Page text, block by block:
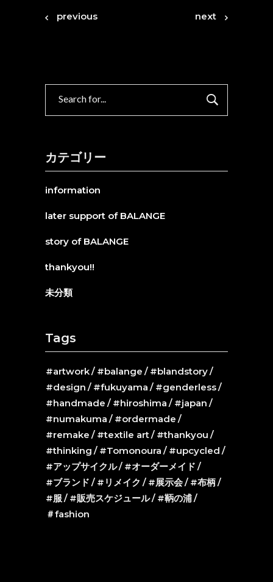
previous next
カテゴリー
information
later support of BALANGE
story of BALANGE
thankyou!!
未分類
Tags
#artwork #balange
#blandstory
#design
#fukuyama
#genderless
#handmade
#hiroshima
#japan
#numakuma
#ordermade
#remake
#textile art
#thankyou
#thinking
#Tomonoura
#upcycled
#アップサイクル
#オーダーメイド
#ブランド
#リメイク #展示会
#布柄
#服
#販売スケジュール
#鞆の浦
＃fashion